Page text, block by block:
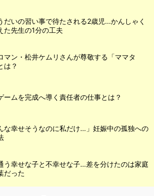
だいの習い事で待たされる2歳児...かんしゃく
た先生の1分の工夫
マン・松井ケムリさんが尊敬する「ママタ
は？
ームを完成へ導く責任者の仕事とは？
な幸せそうなのに私だけ…」妊娠中の孤独への
う幸せな子と不幸せな子…差を分けたのは家庭
だった